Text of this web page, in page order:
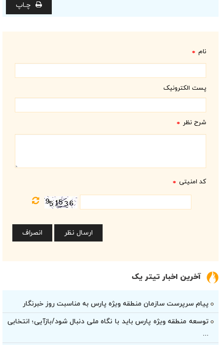
چـاپ
نام *
پست الکترونیک
شرح نظر *
کد امنیتی *
آخرین اخبار تیتر یک
پیام سرپرست سازمان منطقه ویژه پارس به مناسبت روز خبرنگار
توسعه منطقه ویژه پارس باید با نگاه ملی دنبال شود/بازآیی؛ انتخابی
...